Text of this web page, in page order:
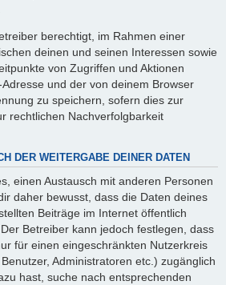
berechtigt, im Rahmen einer
deinen und seinen Interessen sowie
von Zugriffen und Aktionen
und der von deinem Browser
zu speichern, sofern dies zur
rechtlichen Nachverfolgbarkeit
DER WEITERGABE DEINER DATEN
einen Austausch mit anderen Personen
daher bewusst, dass die Daten deines
Beiträge im Internet öffentlich
Betreiber kann jedoch festlegen, dass
für einen eingeschränkten Nutzerkreis
Administratoren etc.) zugänglich
hast, suche nach entsprechenden